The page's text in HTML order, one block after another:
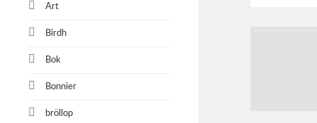
Art
Birdh
Bok
Bonnier
bröllop